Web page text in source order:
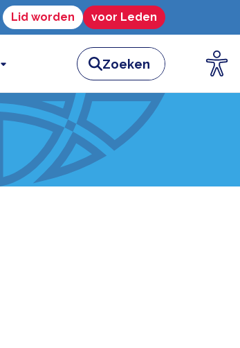
Lid worden voor Leden